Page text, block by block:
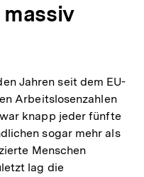
Jahren seit dem EU-
Arbeitslosenzahlen
knapp jeder fünfte
sogar mehr als
Menschen
lag die